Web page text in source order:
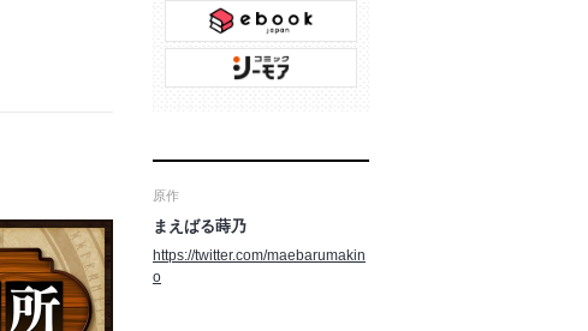
原作
まえばる蒔乃
https://twitter.com/maebarumakin
o